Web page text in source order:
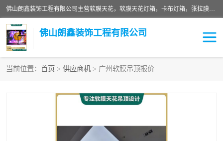
佛山朗鑫装饰工程有限公司主营软膜天花，软膜天花灯箱，卡布灯箱，张拉膜等产品，价格实惠，支持定制；公司专业装饰铺面，家居，会展特装，软膜等工程，技能精良人员，安装快、价格合理，质量保证、热诚与各方有识人士合作，欢迎新老客户来电咨询。
佛山朗鑫装饰工程有限公司
当前位置： 首页 > 供应商机 > 广州软膜吊顶报价